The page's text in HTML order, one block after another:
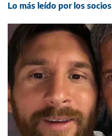
Lo más leído por los socios